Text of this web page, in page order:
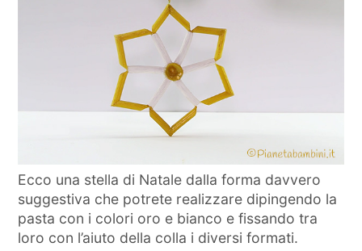
Ecco una stella di Natale dalla forma davvero
suggestiva che potrete realizzare dipingendo la
pasta con i colori oro e bianco e fissando tra
loro con l’aiuto della colla i diversi formati.